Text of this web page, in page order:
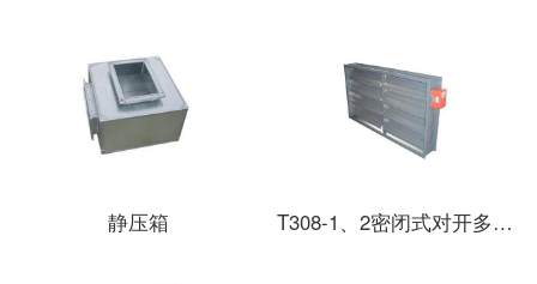
静压箱 T308-1、2密闭式对开多叶风量调节阀